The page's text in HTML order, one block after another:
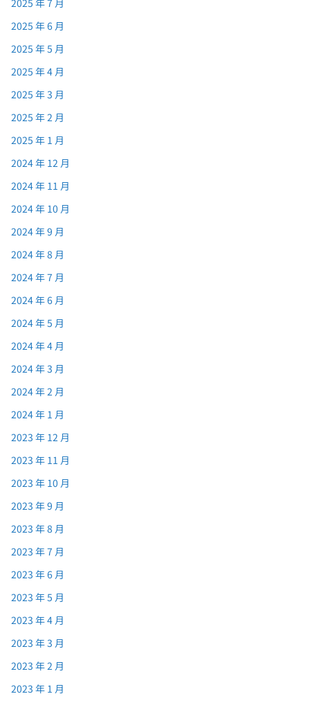
2025 年 6 月
2025 年 5 月
2025 年 4 月
2025 年 3 月
2025 年 2 月
2025 年 1 月
2024 年 12 月
2024 年 11 月
2024 年 10 月
2024 年 9 月
2024 年 8 月
2024 年 7 月
2024 年 6 月
2024 年 5 月
2024 年 4 月
2024 年 3 月
2024 年 2 月
2024 年 1 月
2023 年 12 月
2023 年 11 月
2023 年 10 月
2023 年 9 月
2023 年 8 月
2023 年 7 月
2023 年 6 月
2023 年 5 月
2023 年 4 月
2023 年 3 月
2023 年 2 月
2023 年 1 月